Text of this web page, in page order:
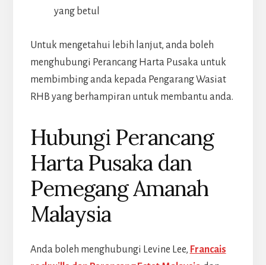
yang betul
Untuk mengetahui lebih lanjut, anda boleh
menghubungi Perancang Harta Pusaka untuk
membimbing anda kepada Pengarang Wasiat
RHB yang berhampiran untuk membantu anda.
Hubungi Perancang
Harta Pusaka dan
Pemegang Amanah
Malaysia
Anda boleh menghubungi Levine Lee, Francais